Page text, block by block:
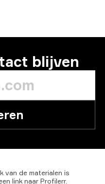
blijven
van de materialen is
link naar Profilerr.